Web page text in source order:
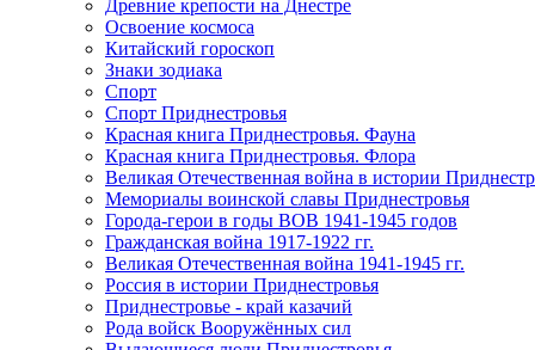
Древние крепости на Днестре
Освоение космоса
Китайский гороскоп
Знаки зодиака
Спорт
Спорт Приднестровья
Красная книга Приднестровья. Фауна
Красная книга Приднестровья. Флора
Великая Отечественная война в истории
Мемориалы воинской славы Приднестровья
Города-герои в годы ВОВ 1941-1945 годов
Гражданская война 1917-1922 гг.
Великая Отечественная война 1941-1945 гг.
Россия в истории Приднестровья
Приднестровье - край казачий
Рода войск Вооружённых сил